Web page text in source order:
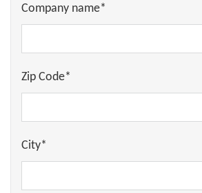
Company name*
Zip Code*
City*